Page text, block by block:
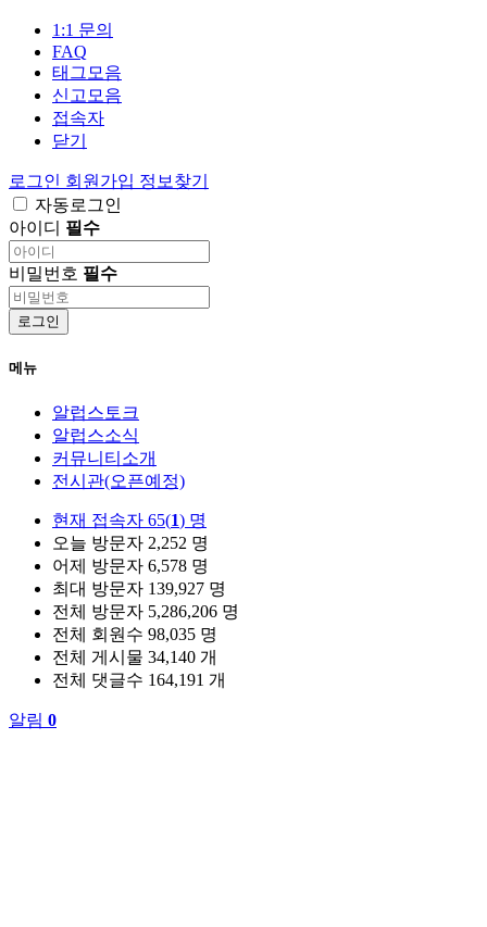
1:1 문의
FAQ
태그모음
신고모음
접속자
닫기
로그인 회원가입 정보찾기
자동로그인
아이디 필수
비밀번호 필수
로그인
메뉴
알럽스토크
알럽스소식
커뮤니티소개
전시관(오픈예정)
현재 접속자 65(1) 명
오늘 방문자 2,252 명
어제 방문자 6,578 명
최대 방문자 139,927 명
전체 방문자 5,286,206 명
전체 회원수 98,035 명
전체 게시물 34,140 개
전체 댓글수 164,191 개
알림 0